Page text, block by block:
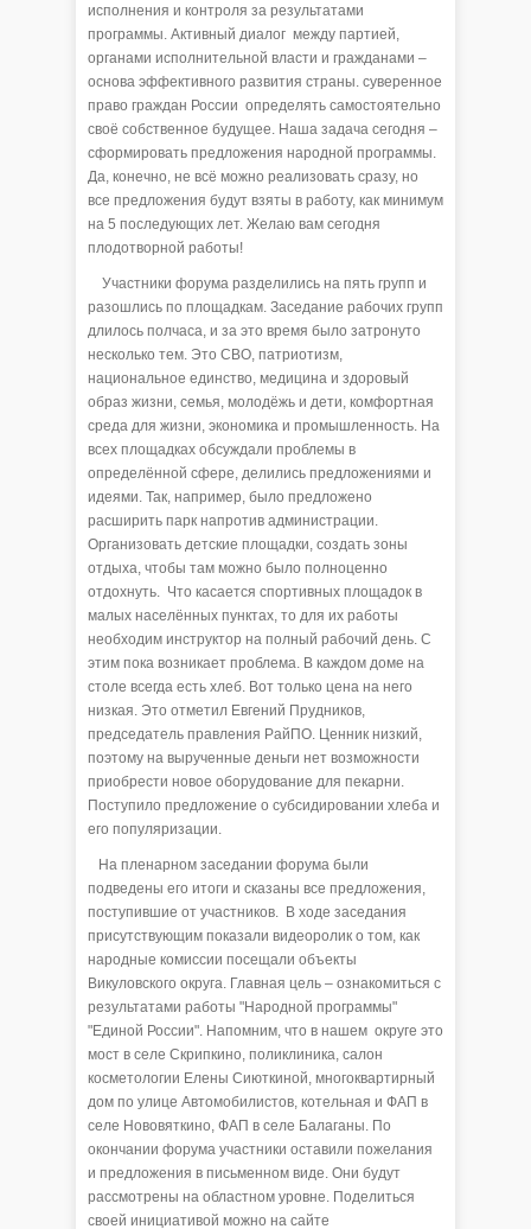
исполнения и контроля за результатами
программы. Активный диалог между партией,
органами исполнительной власти и гражданами –
основа эффективного развития страны. суверенное
право граждан России определять самостоятельно
своё собственное будущее. Наша задача сегодня –
сформировать предложения народной программы.
Да, конечно, не всё можно реализовать сразу, но
все предложения будут взяты в работу, как минимум
на 5 последующих лет. Желаю вам сегодня
плодотворной работы!
Участники форума разделились на пять групп и
разошлись по площадкам. Заседание рабочих групп
длилось полчаса, и за это время было затронуто
несколько тем. Это СВО, патриотизм,
национальное единство, медицина и здоровый
образ жизни, семья, молодёжь и дети, комфортная
среда для жизни, экономика и промышленность. На
всех площадках обсуждали проблемы в
определённой сфере, делились предложениями и
идеями. Так, например, было предложено
расширить парк напротив администрации.
Организовать детские площадки, создать зоны
отдыха, чтобы там можно было полноценно
отдохнуть. Что касается спортивных площадок в
малых населённых пунктах, то для их работы
необходим инструктор на полный рабочий день. С
этим пока возникает проблема. В каждом доме на
столе всегда есть хлеб. Вот только цена на него
низкая. Это отметил Евгений Прудников,
председатель правления РайПО. Ценник низкий,
поэтому на вырученные деньги нет возможности
приобрести новое оборудование для пекарни.
Поступило предложение о субсидировании хлеба и
его популяризации.
На пленарном заседании форума были
подведены его итоги и сказаны все предложения,
поступившие от участников. В ходе заседания
присутствующим показали видеоролик о том, как
народные комиссии посещали объекты
Викуловского округа. Главная цель – ознакомиться с
результатами работы "Народной программы"
"Единой России". Напомним, что в нашем округе это
мост в селе Скрипкино, поликлиника, салон
косметологии Елены Сиюткиной, многоквартирный
дом по улице Автомобилистов, котельная и ФАП в
селе Нововяткино, ФАП в селе Балаганы. По
окончании форума участники оставили пожелания
и предложения в письменном виде. Они будут
рассмотрены на областном уровне. Поделиться
своей инициативой можно на сайте